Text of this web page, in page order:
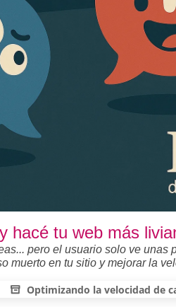
hacé tu web más
pero el usuario solo ve unas
muerto en tu sitio y mejorar la
Optimizando la velocidad de